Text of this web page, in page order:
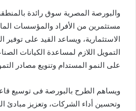
والبورصة المصرية سوق رائدة
مستثمرين من الأفراد والمؤسسات
الاستثمارية، ويساعد القيد على توفير
التمويل اللازم لمساعدة الكيانات
على النمو المستدام وتنويع مصادر
ويساهم الطرح بالبورصة فى توسيع
وتحسين أداء الشركات، وتعزيز مبادئ